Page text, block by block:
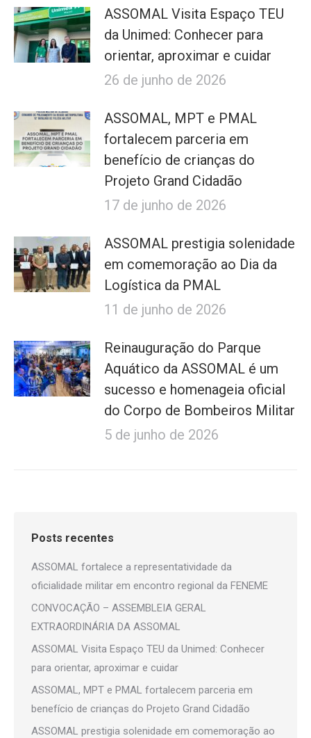
ASSOMAL Visita Espaço TEU
da Unimed: Conhecer para
orientar, aproximar e cuidar
26 de junho de 2026
ASSOMAL, MPT e PMAL
fortalecem parceria em
benefício de crianças do
Projeto Grand Cidadão
17 de junho de 2026
ASSOMAL prestigia solenidade
em comemoração ao Dia da
Logística da PMAL
11 de junho de 2026
Reinauguração do Parque
Aquático da ASSOMAL é um
sucesso e homenageia oficial
do Corpo de Bombeiros Militar
5 de junho de 2026
Posts recentes
ASSOMAL fortalece a representatividade da
oficialidade militar em encontro regional da FENEME
CONVOCAÇÃO – ASSEMBLEIA GERAL
EXTRAORDINÁRIA DA ASSOMAL
ASSOMAL Visita Espaço TEU da Unimed: Conhecer
para orientar, aproximar e cuidar
ASSOMAL, MPT e PMAL fortalecem parceria em
benefício de crianças do Projeto Grand Cidadão
ASSOMAL prestigia solenidade em comemoração ao